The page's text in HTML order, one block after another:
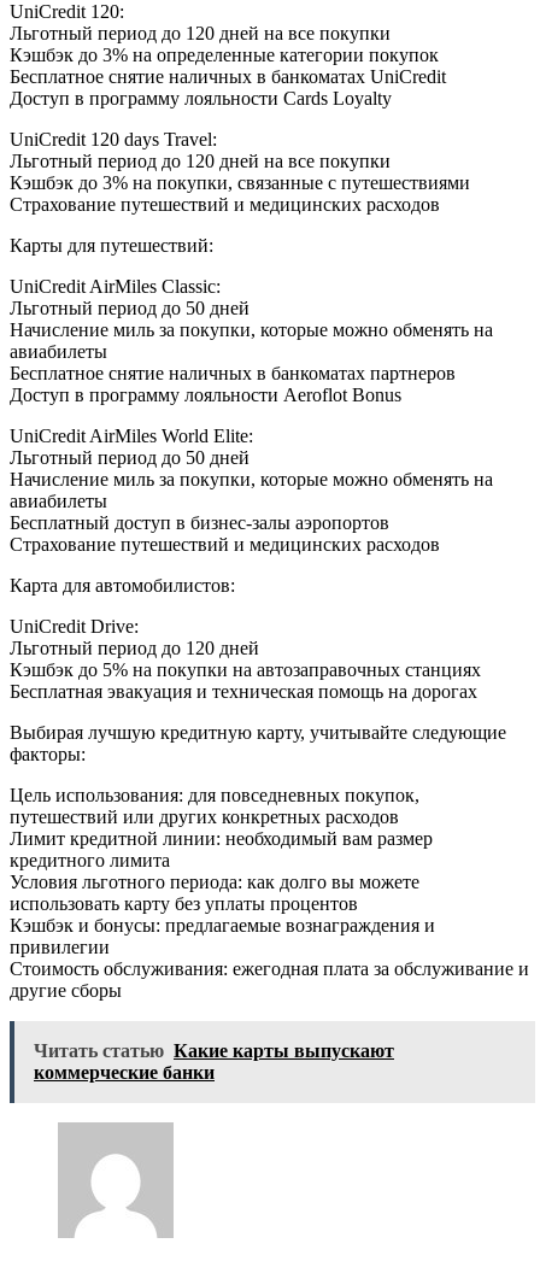
UniCredit 120:
Льготный период до 120 дней на все покупки
Кэшбэк до 3% на определенные категории покупок
Бесплатное снятие наличных в банкоматах UniCredit
Доступ в программу лояльности Cards Loyalty
UniCredit 120 days Travel:
Льготный период до 120 дней на все покупки
Кэшбэк до 3% на покупки, связанные с путешествиями
Страхование путешествий и медицинских расходов
Карты для путешествий:
UniCredit AirMiles Classic:
Льготный период до 50 дней
Начисление миль за покупки, которые можно обменять на
авиабилеты
Бесплатное снятие наличных в банкоматах партнеров
Доступ в программу лояльности Aeroflot Bonus
UniCredit AirMiles World Elite:
Льготный период до 50 дней
Начисление миль за покупки, которые можно обменять на
авиабилеты
Бесплатный доступ в бизнес-залы аэропортов
Страхование путешествий и медицинских расходов
Карта для автомобилистов:
UniCredit Drive:
Льготный период до 120 дней
Кэшбэк до 5% на покупки на автозаправочных станциях
Бесплатная эвакуация и техническая помощь на дорогах
Выбирая лучшую кредитную карту, учитывайте следующие
факторы:
Цель использования: для повседневных покупок,
путешествий или других конкретных расходов
Лимит кредитной линии: необходимый вам размер
кредитного лимита
Условия льготного периода: как долго вы можете
использовать карту без уплаты процентов
Кэшбэк и бонусы: предлагаемые вознаграждения и
привилегии
Стоимость обслуживания: ежегодная плата за обслуживание и
другие сборы
Читать статью Какие карты выпускают
коммерческие банки